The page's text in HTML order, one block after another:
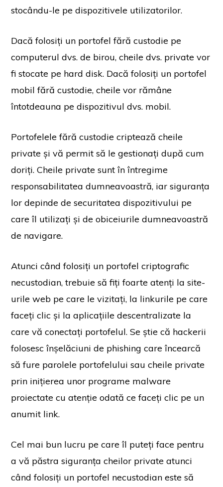
stocându-le pe dispozitivele utilizatorilor.
Dacă folosiți un portofel fără custodie pe
computerul dvs. de birou, cheile dvs. private vor
fi stocate pe hard disk. Dacă folosiți un portofel
mobil fără custodie, cheile vor rămâne
întotdeauna pe dispozitivul dvs. mobil.
Portofelele fără custodie criptează cheile
private și vă permit să le gestionați după cum
doriți. Cheile private sunt în întregime
responsabilitatea dumneavoastră, iar siguranța
lor depinde de securitatea dispozitivului pe
care îl utilizați și de obiceiurile dumneavoastră
de navigare.
Atunci când folosiți un portofel criptografic
necustodian, trebuie să fiți foarte atenți la site-
urile web pe care le vizitați, la linkurile pe care
faceți clic și la aplicațiile descentralizate la
care vă conectați portofelul. Se știe că hackerii
folosesc înșelăciuni de phishing care încearcă
să fure parolele portofelului sau cheile private
prin inițierea unor programe malware
proiectate cu atenție odată ce faceți clic pe un
anumit link.
Cel mai bun lucru pe care îl puteți face pentru
a vă păstra siguranța cheilor private atunci
când folosiți un portofel necustodian este să